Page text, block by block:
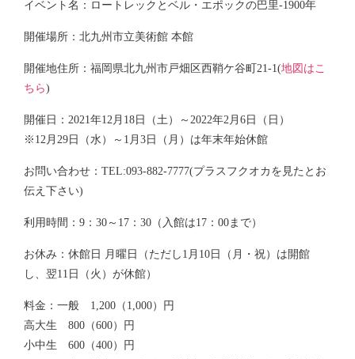
イベント名：ロートレックとベル・エポックの巴里-1900年
開催場所：北九州市立美術館 本館
開催地住所：福岡県北九州市戸畑区西鞘ケ谷町21-1(地図はこ
ちら)
開催日：2021年12月18日（土）～2022年2月6日（日）
※12月29日（水）～1月3日（月）は年末年始休館
お問い合わせ：TEL:093-882-7777(プラスフクオカを見たとお
伝え下さい)
利用時間：9：30～17：30（入館は17：00まで）
お休み：休館日 月曜日（ただし1月10日（月・祝）は開館
し、翌11日（火）が休館）
料金：一般 1,200（1,000）円
高大生 800（600）円
小中生 600（400）円